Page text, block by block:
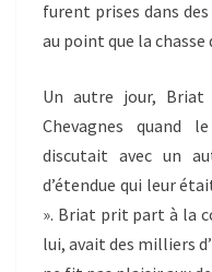
furent prises dans
au point que la
Un autre jour, Briat
Chevagnes quand
discutait avec un
d’étendue qui leur
». Briat prit part à la
lui, avait des milliers